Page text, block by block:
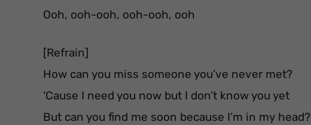
Ooh, ooh-ooh, ooh-ooh, ooh
[Refrain]
How can you miss someone you’ve never met?
‘Cause I need you now but I don’t know you yet
But can you find me soon because I’m in my head?